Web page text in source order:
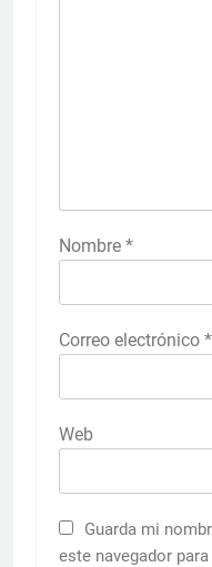
Nombre *
Correo electrónico *
Web
Guarda mi
este navegador